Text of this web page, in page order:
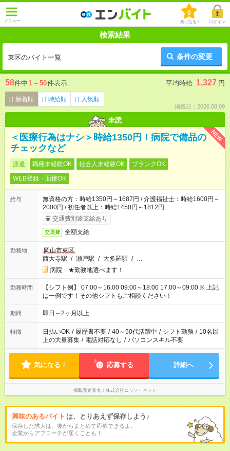
メニュー
0
気になる！ ログイン
検索結果
東区のバイト一覧 条件の変更
58件中1 ～ 50件表示 平均時給: 1,327 円
新着順 時給順 人気順
掲載日：2026.08.09
未読
NEW
＜医療行為はナシ＞時給1350円！病院で備品の
チェックなど
派遣 職種未経験OK 社会人未経験OK
ブランクOK
WEB登録・面接OK
給与
無資格の方：時給1350円～1687円 / 介護福祉士：時給1600円～
2000円 / 初任者以上：時給1450円～1812円
交通費別途支給あり
交通費 全額支給
勤務地
岡山市東区
西大寺駅 / 瀬戸駅 / 大多羅駅 / …
病院 ★勤務地選べます！
勤務時間
【シフト例】 07:00～16:00 09:00～18:00 17:00～09:00 ※ 上記
は一例です！その他シフトもご相談ください！
期間 即日～2ヶ月以上
特徴 日払いOK / 履歴書不要 / 40～50代活躍中 / シフト勤務 / 10名以
上の大量募集 / 電話対応なし / パソコンスキル不要
気になる！ 応募する 詳細へ
掲載元企業名 株式会社ニッソーネット
興味のあるバイト は、とりあえず保存しよう♪
保存した求人は、後からまとめて応募できるよ。
企業からアプローチが届くことも！